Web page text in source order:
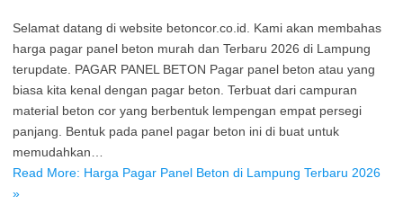
Selamat datang di website betoncor.co.id. Kami akan membahas
harga pagar panel beton murah dan Terbaru 2026 di Lampung
terupdate. PAGAR PANEL BETON Pagar panel beton atau yang
biasa kita kenal dengan pagar beton. Terbuat dari campuran
material beton cor yang berbentuk lempengan empat persegi
panjang. Bentuk pada panel pagar beton ini di buat untuk
memudahkan…
Read More: Harga Pagar Panel Beton di Lampung Terbaru 2026
»